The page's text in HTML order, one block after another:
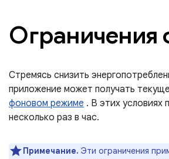
Ограничения
Стремясь снизить
приложение может получать
фоновом режиме . В этих условиях
несколько раз в час.
Примечание. Эти ограничения